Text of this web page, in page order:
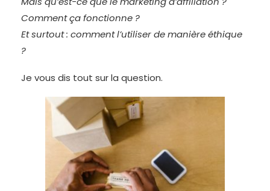
Comment ça fonctionne ?
Et surtout : comment l’utiliser de manière éthique
?
Je vous dis tout sur la question.